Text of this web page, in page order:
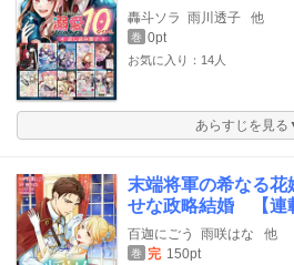
轟斗ソラ 雨川透子 他
巻 0pt
お気に入り：14人
あらすじを見
末端将軍の希なる花
せな政略結婚 【連
百迦にごう 雨咲はな 他
巻 完 150pt